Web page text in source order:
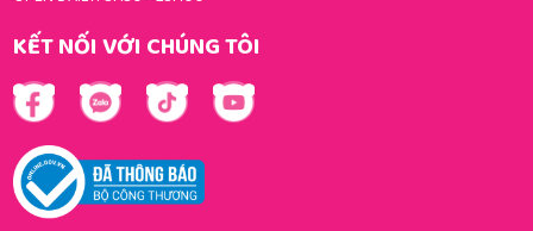
KẾT NỐI VỚI CHÚNG TÔI